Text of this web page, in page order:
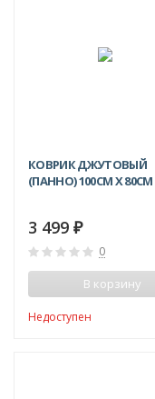
КОВРИК ДЖУТОВЫЙ
(ПАННО) 100СМ X 80СМ
3 499 ₽
0
В корзину
Недоступен